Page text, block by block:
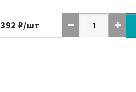
392 ₽/шт